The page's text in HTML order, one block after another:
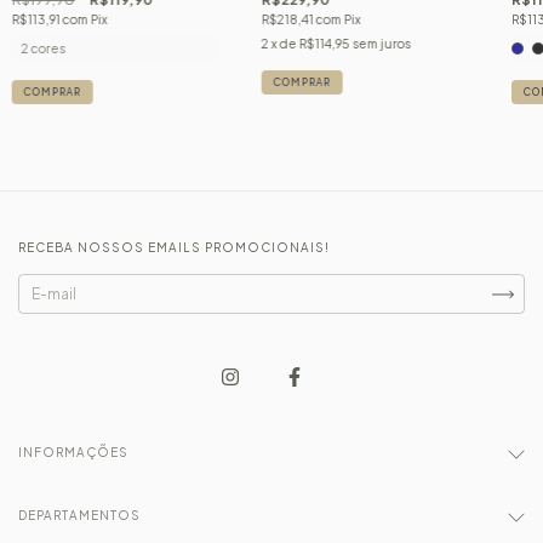
R$113,91com Pix
2 cores
COMPRAR
R$218,41com Pix
2 x de R$114,95 sem juros
COMPRAR
RECEBA NOSSOS EMAILS PROMOCIONAIS!
INFORMAÇÕES
DEPARTAMENTOS